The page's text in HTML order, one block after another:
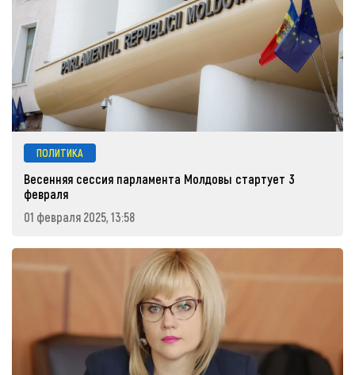
ПОЛИТИКА
Весенняя сессия парламента Молдовы стартует 3
февраля
01 февраля 2025, 13:58